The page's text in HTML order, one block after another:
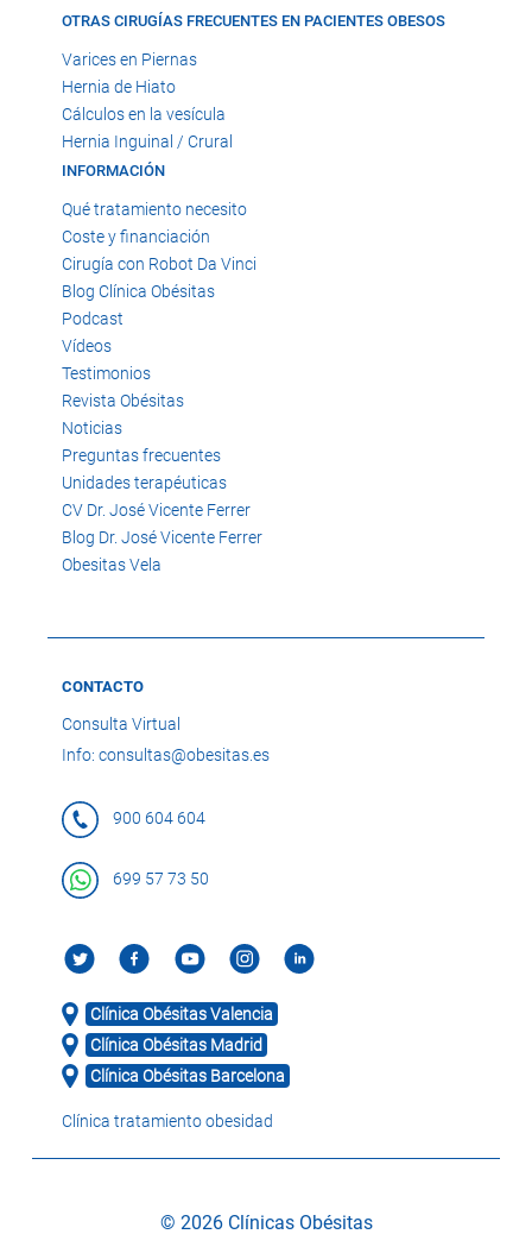
OTRAS CIRUGÍAS FRECUENTES EN PACIENTES OBESOS
Varices en Piernas
Hernia de Hiato
Cálculos en la vesícula
Hernia Inguinal / Crural
INFORMACIÓN
Qué tratamiento necesito
Coste y financiación
Cirugía con Robot Da Vinci
Blog Clínica Obésitas
Podcast
Vídeos
Testimonios
Revista Obésitas
Noticias
Preguntas frecuentes
Unidades terapéuticas
CV Dr. José Vicente Ferrer
Blog Dr. José Vicente Ferrer
Obesitas Vela
CONTACTO
Consulta Virtual
Info: consultas@obesitas.es
900 604 604
699 57 73 50
Clínica Obésitas Valencia
Clínica Obésitas Madrid
Clínica Obésitas Barcelona
Clínica tratamiento obesidad
© 2026 Clínicas Obésitas